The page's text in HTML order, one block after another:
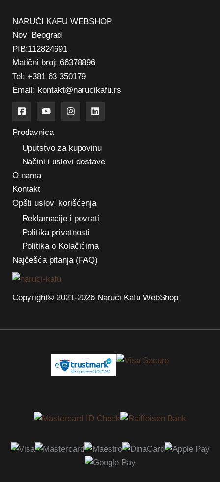
NARUČI KAFU WEBSHOP
Novi Beograd
PIB:112824691
Matični broj: 66378896
Tel: +381 63 350179
Email: kontakt@narucikafu.rs
Prodavnica
Uputstvo za kupovinu
Načini i uslovi dostave
O nama
Kontakt
Opšti uslovi korišćenja
Reklamacije i povrati
Politika privatnosti
Politika o Kolačićima
Najčešća pitanja (FAQ)
Copyright© 2021-2026 Naruči Kafu WebShop